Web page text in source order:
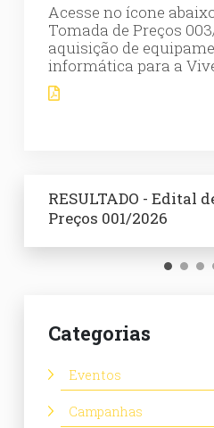
Acesse no ícone
Tomada de Preços
aquisição de
informática para a
RESULTADO - Edital
Preços 001/2026
Edital de Tomada de
RESULTADO - Edital
Preços 008/2025
RESULTADO - Edital
Preços 007/2025
Edital de Tomada de
Categorias
Eventos
Campanhas